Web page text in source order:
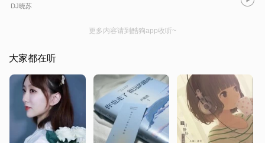
DJ晓苏
更多内容请到酷狗app收听~
大家都在听